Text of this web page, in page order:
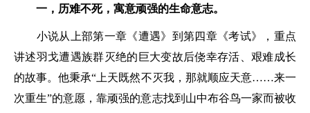
一，历难不死，寓意顽强的生命意志。
小说从上部第一章《遭遇》到第四章《考试》，重点
讲述羽戈遭遇族群灭绝的巨大变故后侥幸存活、艰难成长
的故事。他秉承“上天既然不灭我，那就顺应天意……来一
次重生”的意愿，靠顽强的意志找到山中布谷鸟一家而被收